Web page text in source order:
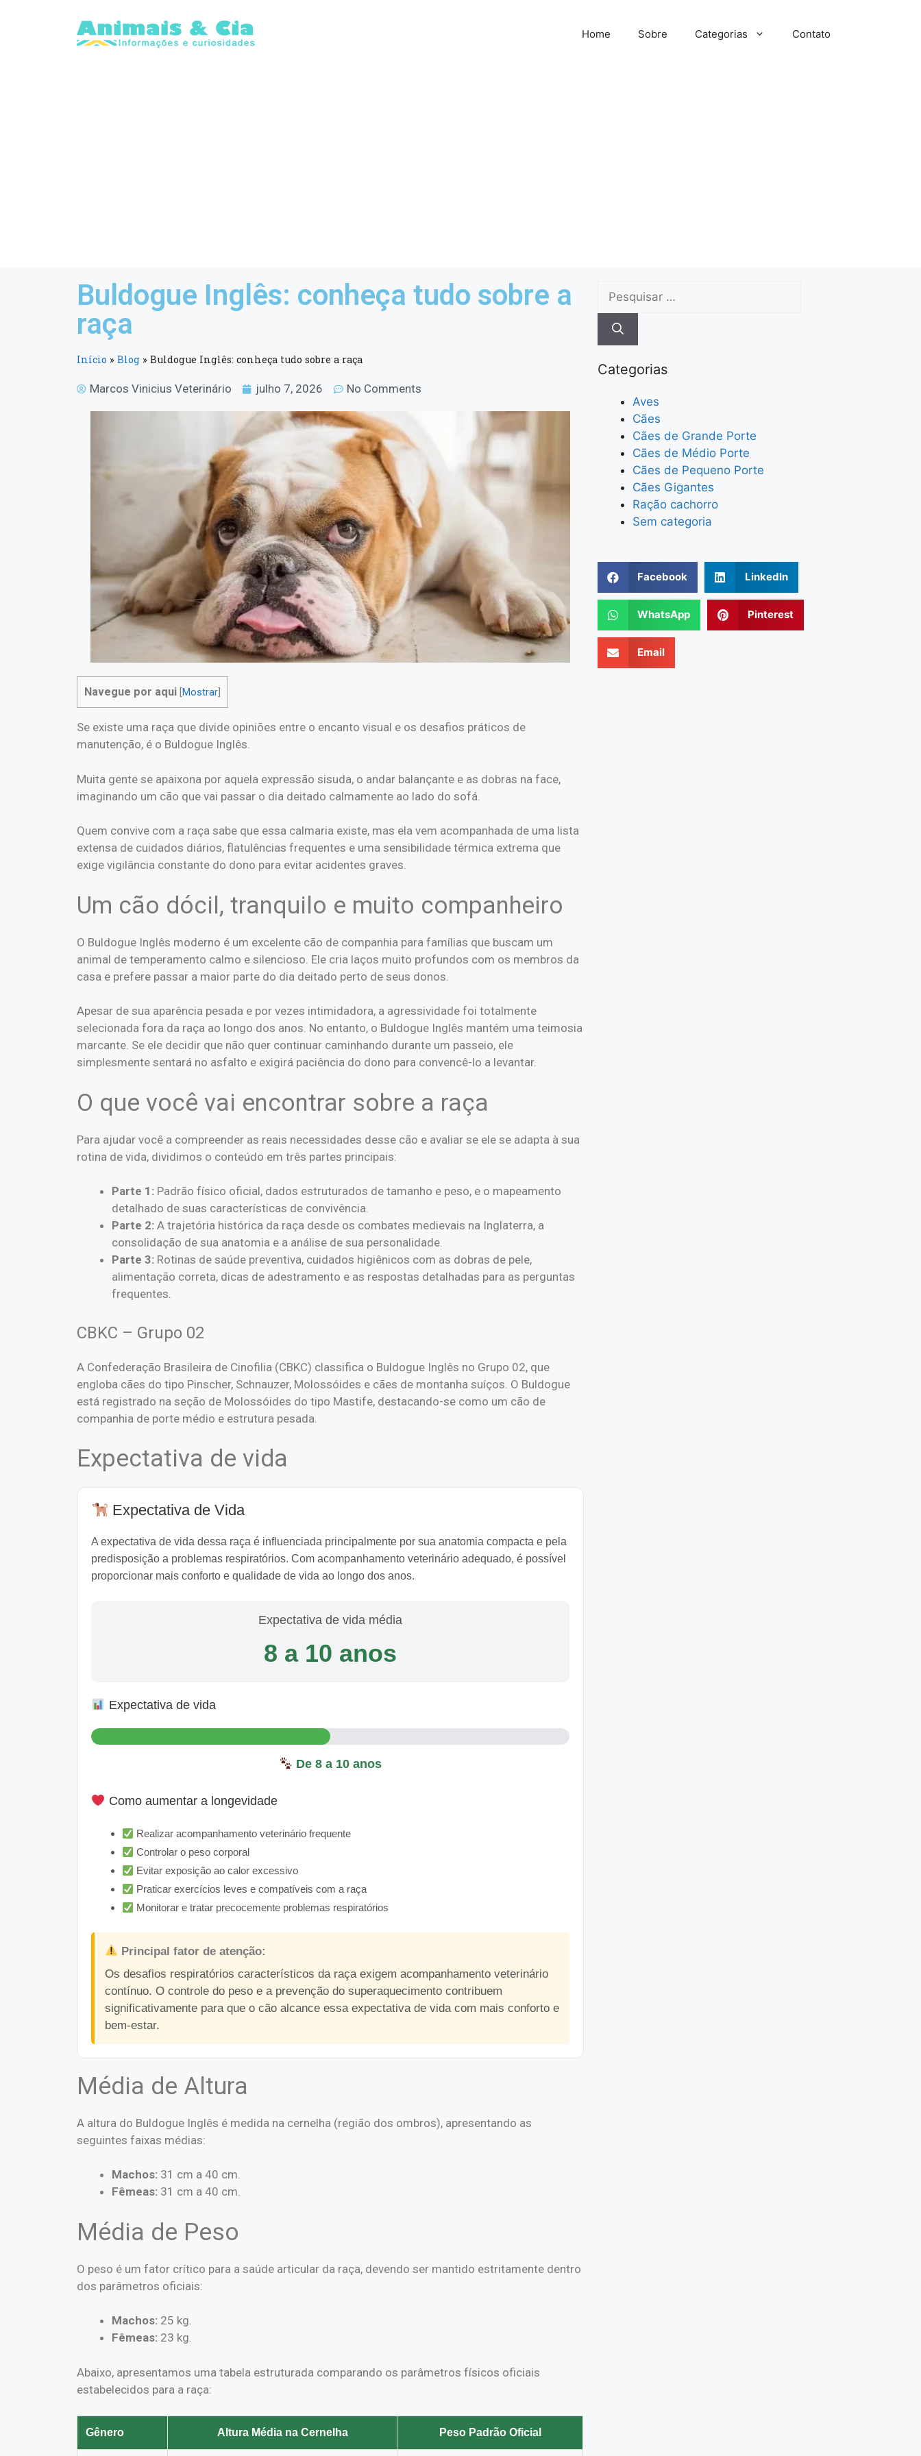
Home Sobre Categorias Contato
Buldogue Inglês: conheça tudo sobre a
raça
Início » Blog » Buldogue Inglês: conheça tudo sobre a raça
Marcos Vinicius Veterinário julho 7, 2026 No Comments
Navegue por aqui Mostrar
Se existe uma raça que divide opiniões entre o encanto visual e os desafios práticos de
manutenção, é o Buldogue Inglês.
Muita gente se apaixona por aquela expressão sisuda, o andar balançante e as dobras na face,
imaginando um cão que vai passar o dia deitado calmamente ao lado do sofá.
Quem convive com a raça sabe que essa calmaria existe, mas ela vem acompanhada de uma lista
extensa de cuidados diários, flatulências frequentes e uma sensibilidade térmica extrema que
exige vigilância constante do dono para evitar acidentes graves.
Um cão dócil, tranquilo e muito companheiro
O Buldogue Inglês moderno é um excelente cão de companhia para famílias que buscam um
animal de temperamento calmo e silencioso. Ele cria laços muito profundos com os membros da
casa e prefere passar a maior parte do dia deitado perto de seus donos.
Apesar de sua aparência pesada e por vezes intimidadora, a agressividade foi totalmente
selecionada fora da raça ao longo dos anos. No entanto, o Buldogue Inglês mantém uma teimosia
marcante. Se ele decidir que não quer continuar caminhando durante um passeio, ele
simplesmente sentará no asfalto e exigirá paciência do dono para convencê-lo a levantar.
O que você vai encontrar sobre a raça
Para ajudar você a compreender as reais necessidades desse cão e avaliar se ele se adapta à sua
rotina de vida, dividimos o conteúdo em três partes principais:
Parte 1: Padrão físico oficial, dados estruturados de tamanho e peso, e o mapeamento
detalhado de suas características de convivência.
Parte 2: A trajetória histórica da raça desde os combates medievais na Inglaterra, a
consolidação de sua anatomia e a análise de sua personalidade.
Parte 3: Rotinas de saúde preventiva, cuidados higiênicos com as dobras de pele,
alimentação correta, dicas de adestramento e as respostas detalhadas para as perguntas
frequentes.
CBKC – Grupo 02
A Confederação Brasileira de Cinofilia (CBKC) classifica o Buldogue Inglês no Grupo 02, que
engloba cães do tipo Pinscher, Schnauzer, Molossóides e cães de montanha suíços. O Buldogue
está registrado na seção de Molossóides do tipo Mastife, destacando-se como um cão de
companhia de porte médio e estrutura pesada.
Expectativa de vida
Expectativa de Vida
A expectativa de vida dessa raça é influenciada principalmente por sua anatomia compacta e pela
predisposição a problemas respiratórios. Com acompanhamento veterinário adequado, é possível
proporcionar mais conforto e qualidade de vida ao longo dos anos.
Expectativa de vida média
8 a 10 anos
Expectativa de vida
De 8 a 10 anos
Como aumentar a longevidade
Realizar acompanhamento veterinário frequente
Controlar o peso corporal
Evitar exposição ao calor excessivo
Praticar exercícios leves e compatíveis com a raça
Monitorar e tratar precocemente problemas respiratórios
Principal fator de atenção:
Os desafios respiratórios característicos da raça exigem acompanhamento veterinário
contínuo. O controle do peso e a prevenção do superaquecimento contribuem
significativamente para que o cão alcance essa expectativa de vida com mais conforto e
bem-estar.
Média de Altura
A altura do Buldogue Inglês é medida na cernelha (região dos ombros), apresentando as
seguintes faixas médias:
Machos: 31 cm a 40 cm.
Fêmeas: 31 cm a 40 cm.
Média de Peso
O peso é um fator crítico para a saúde articular da raça, devendo ser mantido estritamente dentro
dos parâmetros oficiais:
Machos: 25 kg.
Fêmeas: 23 kg.
Abaixo, apresentamos uma tabela estruturada comparando os parâmetros físicos oficiais
estabelecidos para a raça:
Gênero Altura Média na Cernelha Peso Padrão Oficial
Categorias
Aves
Cães
Cães de Grande Porte
Cães de Médio Porte
Cães de Pequeno Porte
Cães Gigantes
Ração cachorro
Sem categoria
Facebook LinkedIn
WhatsApp Pinterest
Email